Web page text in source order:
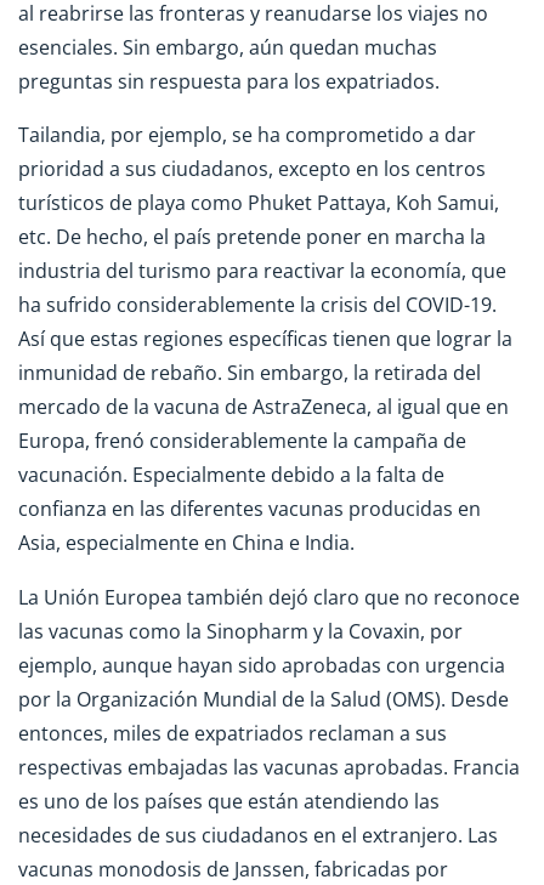
al reabrirse las fronteras y reanudarse los viajes no
esenciales. Sin embargo, aún quedan muchas
preguntas sin respuesta para los expatriados.
Tailandia, por ejemplo, se ha comprometido a dar
prioridad a sus ciudadanos, excepto en los centros
turísticos de playa como Phuket Pattaya, Koh Samui,
etc. De hecho, el país pretende poner en marcha la
industria del turismo para reactivar la economía, que
ha sufrido considerablemente la crisis del COVID-19.
Así que estas regiones específicas tienen que lograr la
inmunidad de rebaño. Sin embargo, la retirada del
mercado de la vacuna de AstraZeneca, al igual que en
Europa, frenó considerablemente la campaña de
vacunación. Especialmente debido a la falta de
confianza en las diferentes vacunas producidas en
Asia, especialmente en China e India.
La Unión Europea también dejó claro que no reconoce
las vacunas como la Sinopharm y la Covaxin, por
ejemplo, aunque hayan sido aprobadas con urgencia
por la Organización Mundial de la Salud (OMS). Desde
entonces, miles de expatriados reclaman a sus
respectivas embajadas las vacunas aprobadas. Francia
es uno de los países que están atendiendo las
necesidades de sus ciudadanos en el extranjero. Las
vacunas monodosis de Janssen, fabricadas por